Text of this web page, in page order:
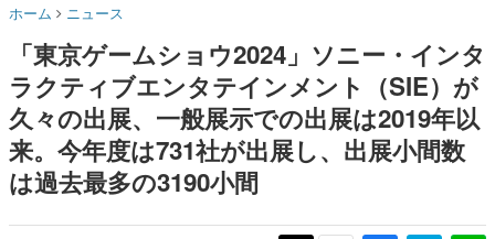
名作ゲームクリエイターの方々に製作時のエピソードをお
きます。
赫本
この物語を解いてはいけない。『赫本』は、〈試験問題〉
の形をした短編ホラー小説集です。
新世代に訊く
これからのデジタルゲーム市場を担う若きクリエイター達
ホーム ニュース
「東京ゲームショウ2024」ソニー・インタ
ラクティブエンタテインメント（SIE）が
久々の出展、一般展示での出展は2019年以
来。今年度は731社が出展し、出展小間数
は過去最多の3190小間